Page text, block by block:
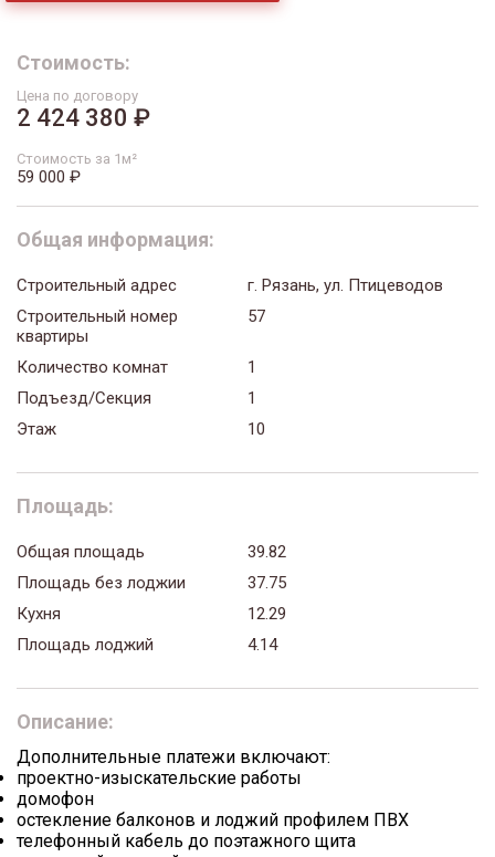
Стоимость:
Цена по договору
2 424 380 ₽
Стоимость за 1м²
59 000 ₽
Общая информация:
Строительный адрес
г. Рязань, ул. Птицеводов
Строительный номер
квартиры
57
Количество комнат
1
Подъезд/Секция
1
Этаж
10
Площадь:
Общая площадь
39.82
Площадь без лоджии
37.75
Кухня
12.29
Площадь лоджий
4.14
Описание:
Дополнительные платежи включают:
проектно-изыскательские работы
домофон
остекление балконов и лоджий профилем ПВХ
телефонный кабель до поэтажного щита